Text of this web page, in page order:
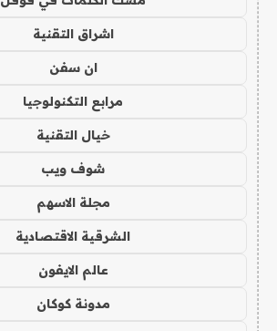
اشراق التقنية
ان سفن
مرابع التكنولوجيا
خيال التقنية
شوف ويب
مجلة الاسهم
الشرقية الاقتصادية
عالم الايفون
مدونة كوكان